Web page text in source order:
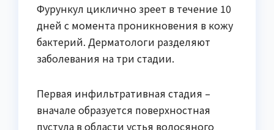
Фурункул циклично зреет в течение 10
дней с момента проникновения в кожу
бактерий. Дерматологи разделяют
заболевания на три стадии.
Первая инфильтративная стадия –
вначале образуется поверхностная
пустула в области устья волосяного